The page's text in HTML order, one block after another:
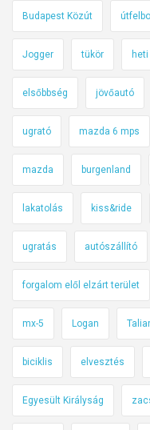
Budapest Közút
Jogger tükör
elsőbbség jövőautó
ugrató mazda 6 mps
mazda burgenland
lakatolás kiss&ride
ugratás autószállító
forgalom elől elzárt terület
mx-5 Logan
biciklis elvesztés
Egyesült Királyság